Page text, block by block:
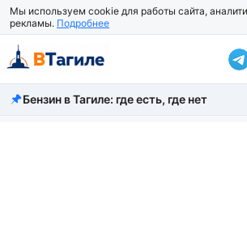
Мы используем cookie для работы сайта,
рекламы. Подробнее
Все новости
Бензин в Тагиле: где есть, где нет